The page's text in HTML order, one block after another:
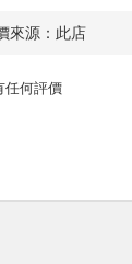
任何評價